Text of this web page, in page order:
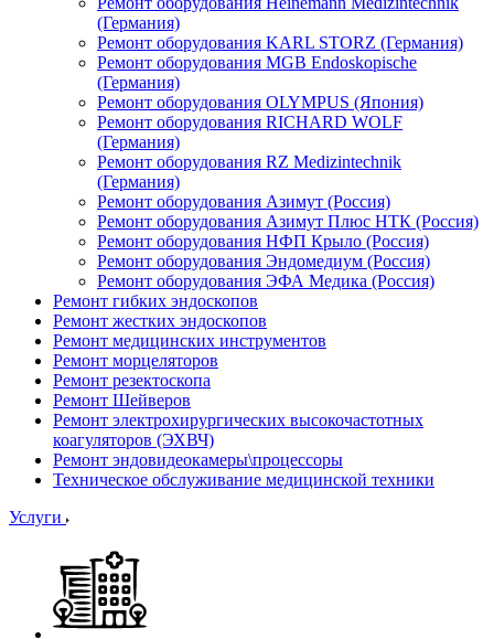
(Германия)
Ремонт оборудования KARL STORZ (Германия)
Ремонт оборудования MGB Endoskopische
(Германия)
Ремонт оборудования OLYMPUS (Япония)
Ремонт оборудования RICHARD WOLF
(Германия)
Ремонт оборудования RZ Medizintechnik
(Германия)
Ремонт оборудования Азимут (Россия)
Ремонт оборудования Азимут Плюс НТК (Россия)
Ремонт оборудования НФП Крыло (Россия)
Ремонт оборудования Эндомедиум (Россия)
Ремонт оборудования ЭФА Медика (Россия)
Ремонт гибких эндоскопов
Ремонт жестких эндоскопов
Ремонт медицинских инструментов
Ремонт морцеляторов
Ремонт резектоскопа
Ремонт Шейверов
Ремонт электрохирургических высокочастотных
коагуляторов (ЭХВЧ)
Ремонт эндовидеокамеры\процессоры
Техническое обслуживание медицинской техники
Услуги